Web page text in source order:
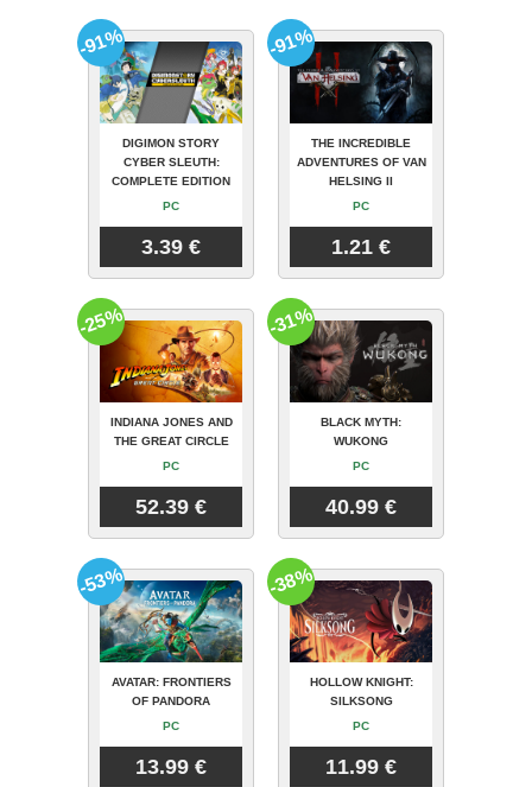
DIGIMON STORY
CYBER SLEUTH:
COMPLETE EDITION
PC
3.39 €
-91%
THE INCREDIBLE
ADVENTURES OF VAN
HELSING II
PC
1.21 €
-91%
INDIANA JONES AND
THE GREAT CIRCLE
PC
52.39 €
-25%
BLACK MYTH:
WUKONG
PC
40.99 €
-31%
AVATAR: FRONTIERS
OF PANDORA
PC
13.99 €
-53%
HOLLOW KNIGHT:
SILKSONG
PC
11.99 €
-38%